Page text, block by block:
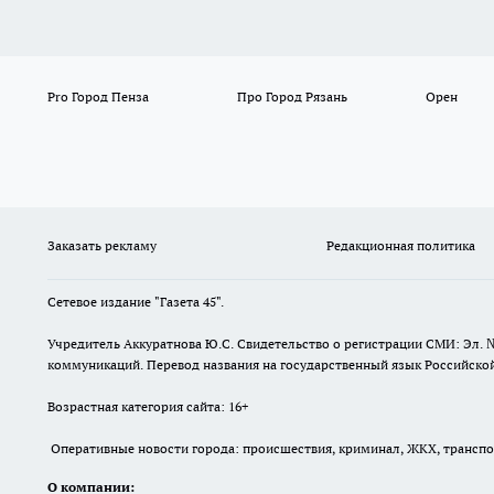
Pro Город Пенза Про Город Рязань Орен
Заказать рекламу Редакционная политика
Сетевое издание "Газета 45".
Учредитель Аккуратнова Ю.С. Свидетельство о регистрации СМИ: Эл.
коммуникаций. Перевод названия на государственный язык
Возрастная категория сайта: 16+
Оперативные новости города: происшествия, криминал, ЖКХ,
О компании: